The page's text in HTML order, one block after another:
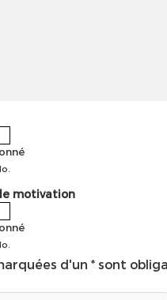
motivation
d'un * sont